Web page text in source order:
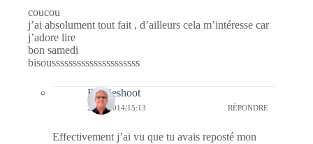
coucou
j’ai absolument tout fait , d’ailleurs cela m’intéresse car
j’adore lire
bon samedi
bisousssssssssssssssssssss
Bernieshoot
25/10/2014/15:13 RÉPONDRE
Effectivement j’ai vu que tu avais reposté mon